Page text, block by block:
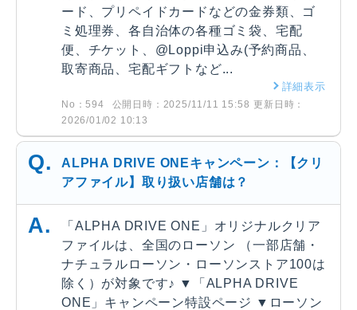
ード、プリペイドカードなどの金券類、ゴ
ミ処理券、各自治体の各種ゴミ袋、宅配
便、チケット、@Loppi申込み(予約商品、
取寄商品、宅配ギフトなど...
詳細表示
No：594 公開日時：2025/11/11 15:58 更新日時：
2026/01/02 10:13
ALPHA DRIVE ONEキャンペーン：【クリ
アファイル】取り扱い店舗は？
「ALPHA DRIVE ONE」オリジナルクリア
ファイルは、全国のローソン （一部店舗・
ナチュラルローソン・ローソンストア100は
除く）が対象です♪ ▼「ALPHA DRIVE
ONE」キャンペーン特設ページ ▼ローソン